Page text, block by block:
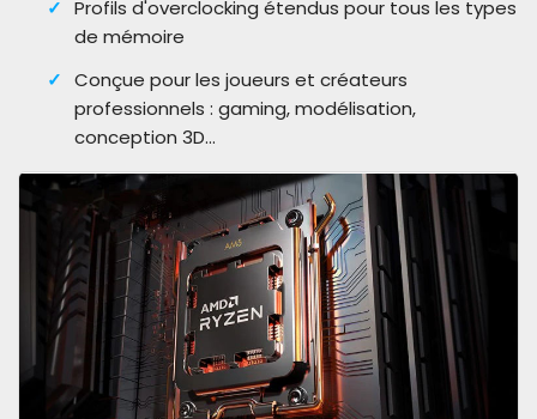
Profils d'overclocking étendus pour tous les types
de mémoire
Conçue pour les joueurs et créateurs
professionnels : gaming, modélisation,
conception 3D...